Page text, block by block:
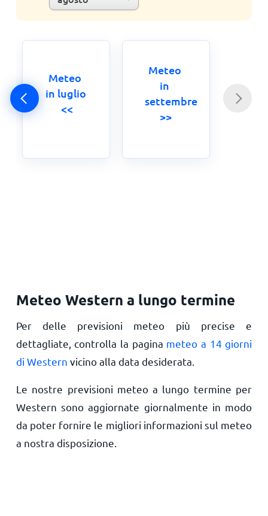
Meteo
in luglio
<<
Meteo
in
settembre
>>
Meteo Western a lungo termine
Per delle previsioni meteo più precise e
dettagliate, controlla la pagina meteo a 14 giorni
di Western vicino alla data desiderata.
Le nostre previsioni meteo a lungo termine per
Western sono aggiornate giornalmente in modo
da poter fornire le migliori informazioni sul meteo
a nostra disposizione.